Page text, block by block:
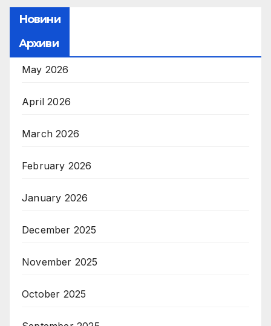
Новини
Архиви
May 2026
April 2026
March 2026
February 2026
January 2026
December 2025
November 2025
October 2025